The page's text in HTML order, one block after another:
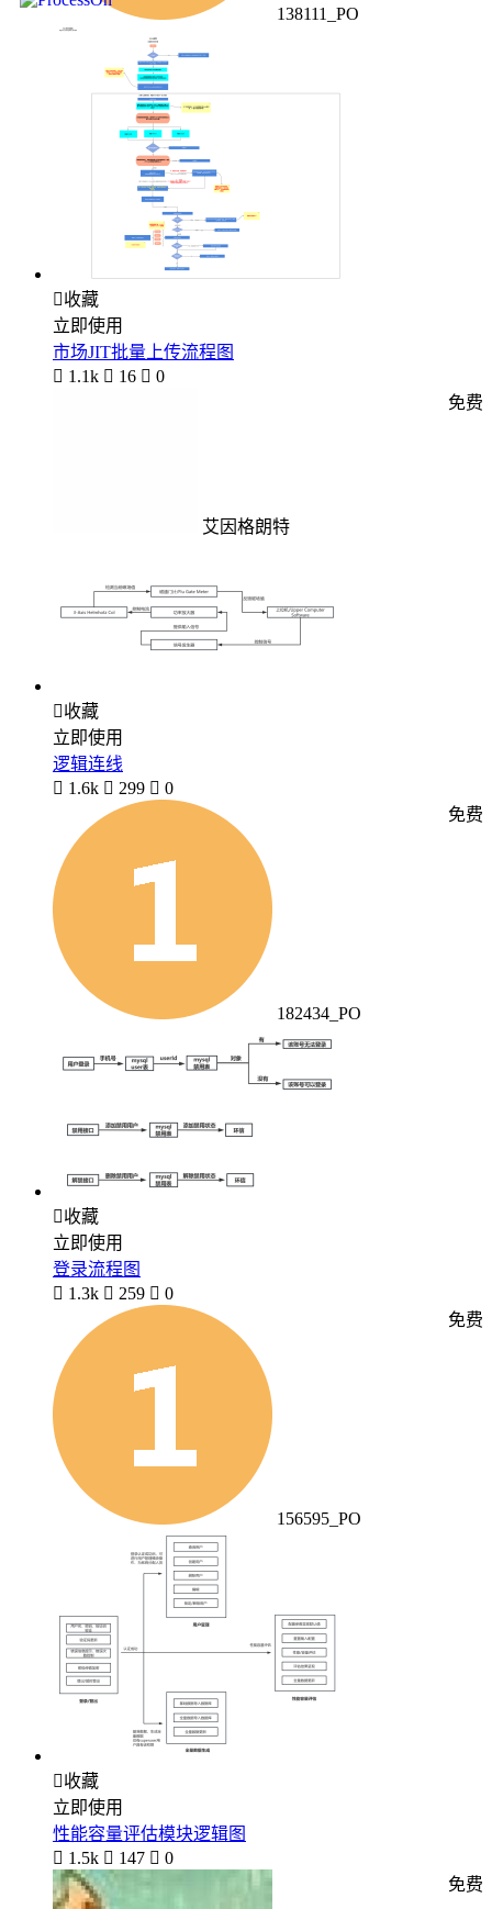
138111_PO
收藏
立即使用
市场JIT批量上传流程图
 1.1k  16  0
艾因格朗特
免费
收藏
立即使用
逻辑连线
 1.6k  299  0
182434_PO
免费
收藏
立即使用
登录流程图
 1.3k  259  0
156595_PO
免费
收藏
立即使用
性能容量评估模块逻辑图
 1.5k  147  0
免费